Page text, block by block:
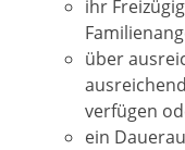
ihr
über
verfügen
ein